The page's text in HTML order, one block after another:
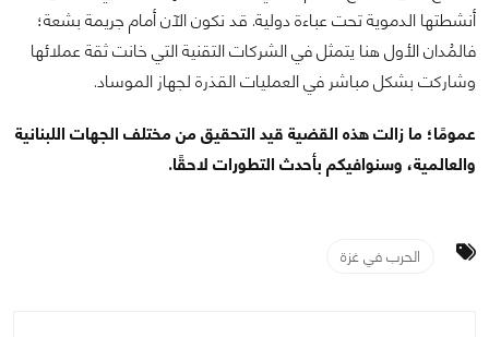
أنشطتها الدموية تحت عباءة دولية. قد نكون الآن أمام جريمة بشعة؛
فالمُدان الأول هنا يتمثل في الشركات التقنية التي خانت ثقة عملائها
وشاركت بشكل مباشر في العمليات القذرة لجهاز الموساد.
عمومًا؛ ما زالت هذه القضية قيد التحقيق من مختلف الجهات اللبنانية
والعالمية، وسنوافيكم بأحدث التطورات لاحقًا.
الحرب في غزة